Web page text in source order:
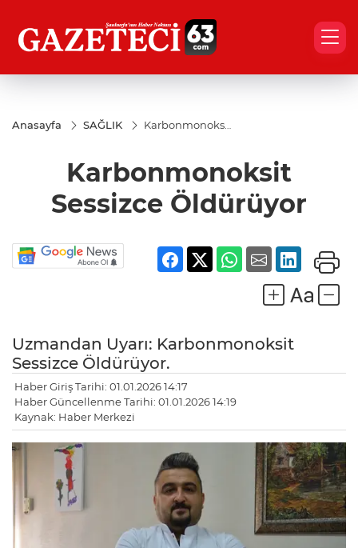
Anasayfa SAĞLIK
Karbonmonoksit
Karbonmonoksit
Sessizce Öldürüyor
Uzmandan Uyarı: Karbonmonoksit
Sessizce Öldürüyor.
Haber Giriş Tarihi: 01.01.2026 14:17
Haber Güncellenme Tarihi: 01.01.2026 14:19
Kaynak: Haber Merkezi